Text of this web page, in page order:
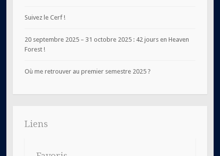
Suivez le Cerf !
20 septembre 2025 – 31 octobre 2025 : 42 jours en Heaven
Forest !
Où me retrouver au premier semestre 2025 ?
Liens